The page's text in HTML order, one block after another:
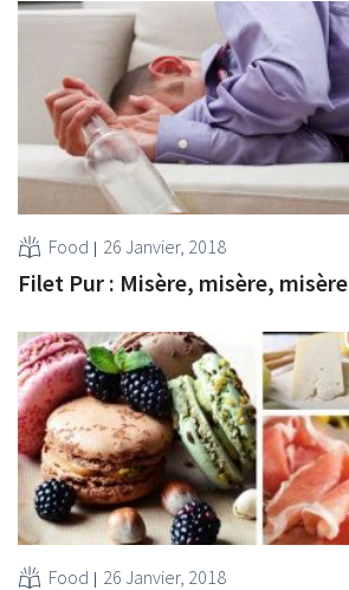
Food 26 Janvier, 2018
Filet Pur : Misère, misère, misère
Food 26 Janvier, 2018